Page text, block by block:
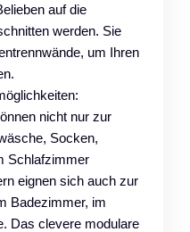
auf die
werden. Sie
um Ihren
nicht nur zur
Socken,
Schlafzimmer
eignen sich auch zur
Badezimmer, im
Das clevere modulare